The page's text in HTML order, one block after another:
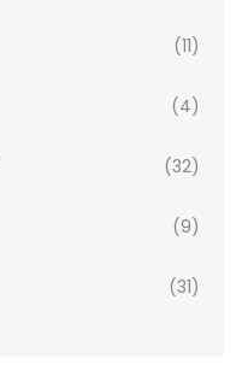
(11)
(4)
(32)
(9)
(31)